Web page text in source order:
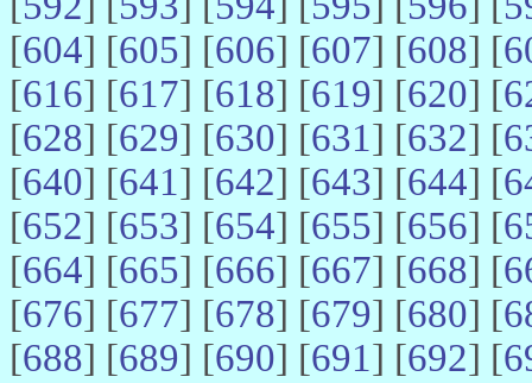
[604] [605] [606] [607] [608] [
[616] [617] [618] [619] [620] [
[628] [629] [630] [631] [632] [
[640] [641] [642] [643] [644] [
[652] [653] [654] [655] [656] [
[664] [665] [666] [667] [668] [
[676] [677] [678] [679] [680] [
[688] [689] [690] [691] [692] [